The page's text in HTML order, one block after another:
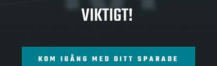
VIKTIGT!
KOM IGÅNG MED DITT SPARADE